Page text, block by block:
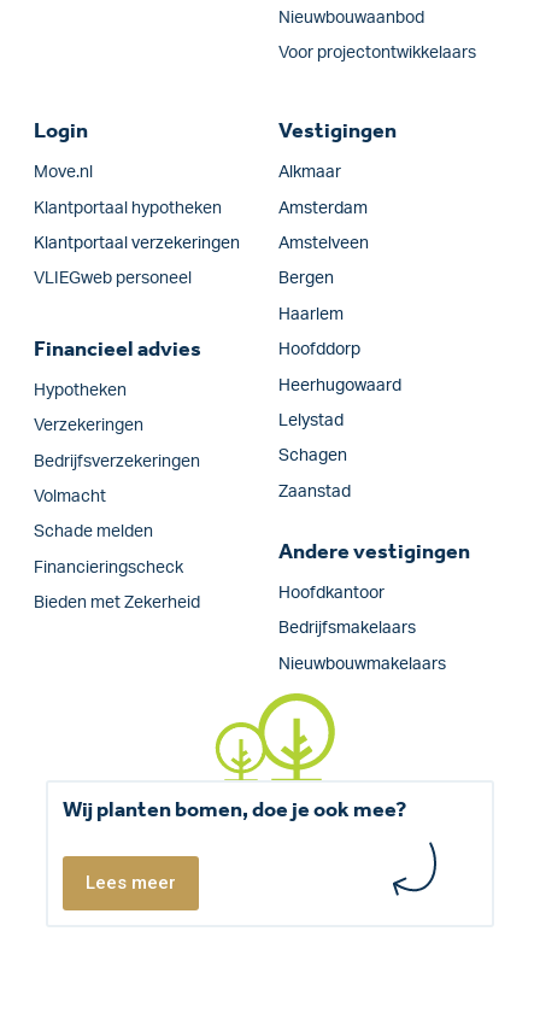
Nieuwbouwaanbod
Voor projectontwikkelaars
Login
Move.nl
Klantportaal hypotheken
Klantportaal verzekeringen
VLIEGweb personeel
Financieel advies
Hypotheken
Verzekeringen
Bedrijfs­verzekeringen
Volmacht
Schade melden
Financieringscheck
Bieden met Zekerheid
Vestigingen
Alkmaar
Amsterdam
Amstelveen
Bergen
Haarlem
Hoofddorp
Heerhugowaard
Lelystad
Schagen
Zaanstad
Andere vestigingen
Hoofdkantoor
Bedrijfsmakelaars
Nieuwbouwmakelaars
Wij planten bomen, doe je ook mee?
Lees meer